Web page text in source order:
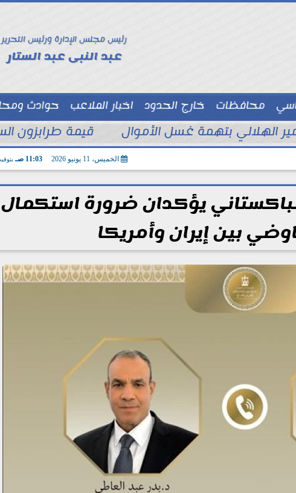
رئيس مجلس الإدارة ورئيس التحرير
عبد النبى عبد الستار
محافظات خارج الحدود اخبار الملاعب حوادث
توك شو
الهلالي بتهمة غسل الأموال قيمة طرابزون
الخميس، 11 يونيو 2026 11:03 صـ
يؤكدان ضرورة استكمال
بين إيران وأمريكا